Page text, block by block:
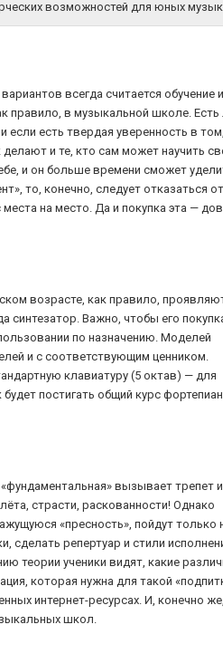
возможностей для юных
всегда считается обучение
правило, в музыкальной школе. Есть
есть твердая уверенность в
и те, кто сам может научить
и он больше времени сможет
то, конечно, следует отказаться
на место. Да и покупка эта —
возрасте, как правило,
синтезатор. Важно, чтобы его
по назначению. Моделей
и с соответствующим ценником.
клавиатуру (5 октав) — для
постигать общий курс
вызывает трепет
страсти, раскованности! Однако
«пресность», пойдут только
сделать репертуар и стили
теории ученики видят, какие
которая нужна для такой
интернет-ресурсах. И, конечно
школ.